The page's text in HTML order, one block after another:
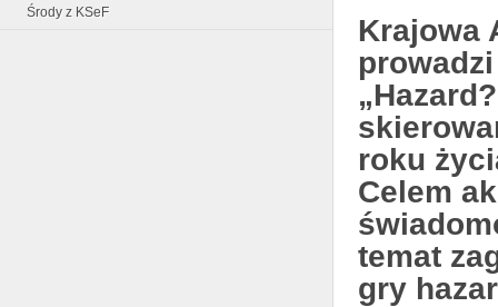
Środy z KSeF
Krajowa
roku
Celem
temat
gry